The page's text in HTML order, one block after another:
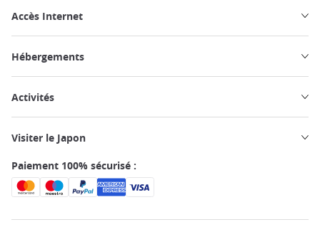
Accès Internet
Hébergements
Activités
Visiter le Japon
Paiement 100% sécurisé :